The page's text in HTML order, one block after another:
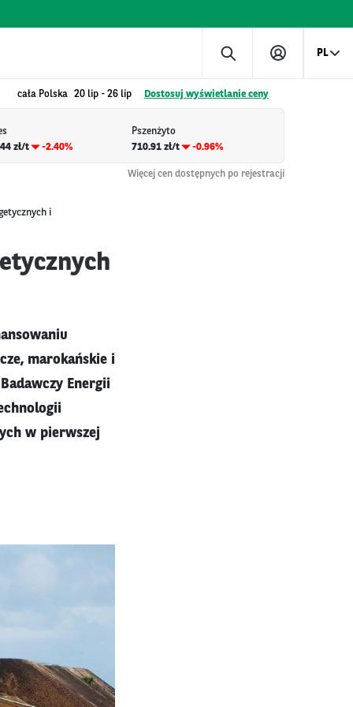
PL
cała Polska 20 lip - 26 lip Dostosuj wyświetlanie ceny
zł/t
-2.40%
Pszenżyto
710.91 zł/t
-0.96%
Więcej cen dostępnych po rejestracji
i
marokańskie i
Energii
w pierwszej